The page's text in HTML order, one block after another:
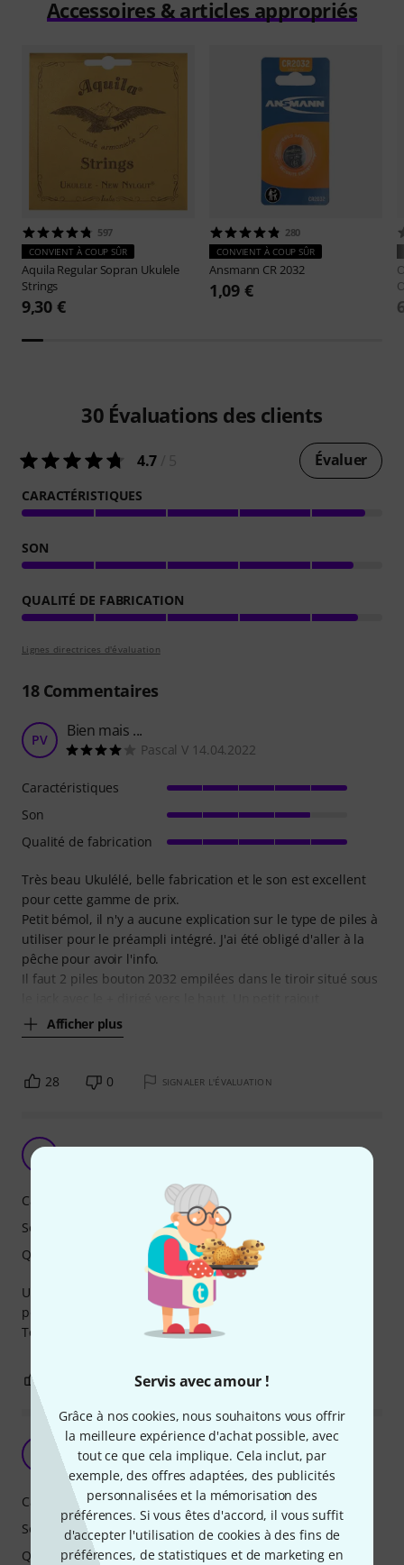
Servis avec amour !
Grâce à nos cookies, nous souhaitons vous offrir
la meilleure expérience d'achat possible, avec
tout ce que cela implique. Cela inclut, par
exemple, des offres adaptées, des publicités
personnalisées et la mémorisation des
préférences. Si vous êtes d'accord, il vous suffit
d'accepter l'utilisation de cookies à des fins de
préférences, de statistiques et de marketing en
Accessoires & articles appropriés
597
CONVIENT À COUP SÛR
Aquila Regular Sopran Ukulele
Strings
9,30 €
280
CONVIENT À COUP SÛR
Ansmann CR 2032
1,09 €
30 Évaluations des clients
4.7 Évaluer
CARACTÉRISTIQUES
SON
QUALITÉ DE FABRICATION
Lignes directrices d'évaluation
18Commentaires
PV Bien mais ...
Pascal V 14.04.2022
Très beau Ukulélé, belle fabrication et le son est excellent
pour cette gamme de prix.
Petit bémol, il n'y a aucune explication sur le type de piles à
utiliser pour le préampli intégré. J'ai été obligé d'aller à la
pêche pour avoir l'info.
Il faut 2 piles bouton 2032 empilées dans le tiroir situé sous
Afficher plus
Caractéristiques
Son
Qualité de fabrication
28 0 SIGNALER L'ÉVALUATION
D
Ukulele de bonne facture pour le prix, son sympathique,
possibilité de le brancher....
Top
Caractéristiques
Son
Qualité de fabrication
SIGNALER L'ÉVALUATION
Très bon prix
powernovax 04.04.2021
Caractéristiques
Son
Qualité de fabrication